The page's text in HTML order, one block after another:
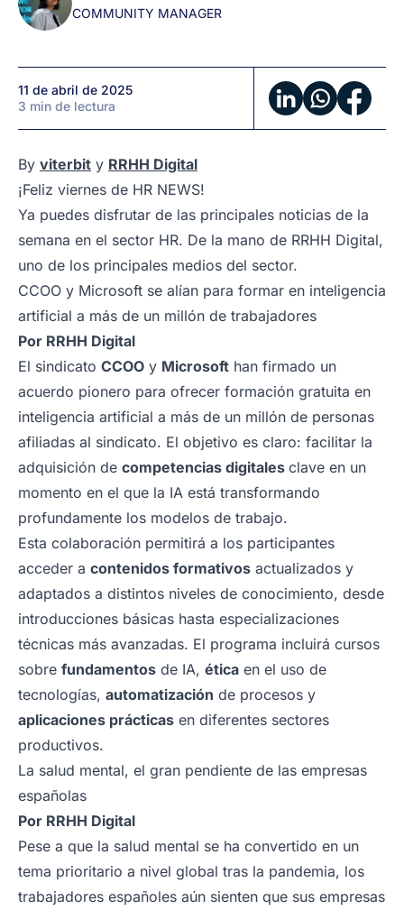
de
en
1
minuto
COMMUNITY MANAGER
11 de abril de 2025
3 min de lectura
By viterbit y RRHH Digital
¡Feliz viernes de HR NEWS!
Ya puedes disfrutar de las principales noticias de la
semana en el sector HR. De la mano de RRHH Digital,
uno de los principales medios del sector.
CCOO y Microsoft se alían para formar en inteligencia
artificial a más de un millón de trabajadores
Por RRHH Digital
El sindicato CCOO y Microsoft han firmado un
acuerdo pionero para ofrecer formación gratuita en
inteligencia artificial a más de un millón de personas
afiliadas al sindicato. El objetivo es claro: facilitar la
adquisición de competencias digitales clave en un
momento en el que la IA está transformando
profundamente los modelos de trabajo.
Esta colaboración permitirá a los participantes
acceder a contenidos formativos actualizados y
adaptados a distintos niveles de conocimiento, desde
introducciones básicas hasta especializaciones
técnicas más avanzadas. El programa incluirá cursos
sobre fundamentos de IA, ética en el uso de
tecnologías, automatización de procesos y
aplicaciones prácticas en diferentes sectores
productivos.
La salud mental, el gran pendiente de las empresas
españolas
Por RRHH Digital
Pese a que la salud mental se ha convertido en un
tema prioritario a nivel global tras la pandemia, los
trabajadores españoles aún sienten que sus empresas